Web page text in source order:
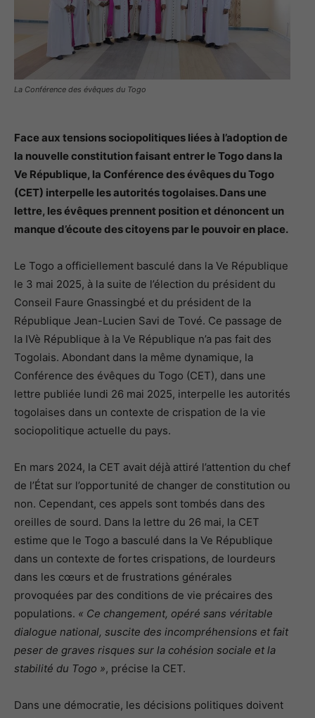
La Conférence des évêques du Togo
Face aux tensions sociopolitiques liées à l’adoption de
la nouvelle constitution faisant entrer le Togo dans la
Ve République, la Conférence des évêques du Togo
(CET) interpelle les autorités togolaises. Dans une
lettre, les évêques prennent position et dénoncent un
manque d’écoute des citoyens par le pouvoir en place.
Le Togo a officiellement basculé dans la Ve République
le 3 mai 2025, à la suite de l’élection du président du
Conseil Faure Gnassingbé et du président de la
République Jean-Lucien Savi de Tové. Ce passage de
la IVè République à la Ve République n’a pas fait des
Togolais. Abondant dans la même dynamique, la
Conférence des évêques du Togo (CET), dans une
lettre publiée lundi 26 mai 2025, interpelle les autorités
togolaises dans un contexte de crispation de la vie
sociopolitique actuelle du pays.
En mars 2024, la CET avait déjà attiré l’attention du chef
de l’État sur l’opportunité de changer de constitution ou
non. Cependant, ces appels sont tombés dans des
oreilles de sourd. Dans la lettre du 26 mai, la CET
estime que le Togo a basculé dans la Ve République
dans un contexte de fortes crispations, de lourdeurs
dans les cœurs et de frustrations générales
provoquées par des conditions de vie précaires des
populations. « Ce changement, opéré sans véritable
dialogue national, suscite des incompréhensions et fait
peser de graves risques sur la cohésion sociale et la
stabilité du Togo », précise la CET.
Dans une démocratie, les décisions politiques doivent